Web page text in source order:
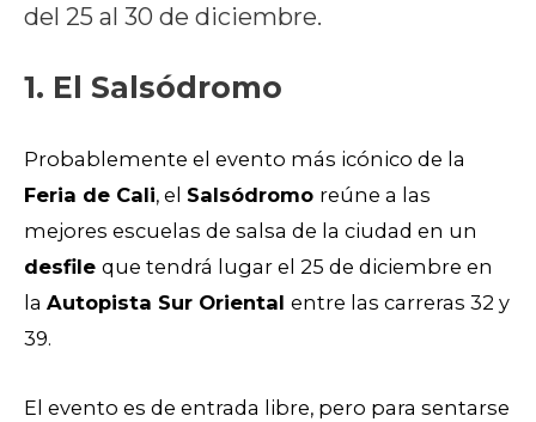
del 25 al 30 de diciembre.
1. El Salsódromo
Probablemente el evento más icónico de la
Feria de Cali, el Salsódromo reúne a las
mejores escuelas de salsa de la ciudad en un
desfile que tendrá lugar el 25 de diciembre en
la Autopista Sur Oriental entre las carreras 32 y
39.
El evento es de entrada libre, pero para sentarse